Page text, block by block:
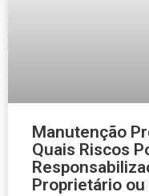
Manutenção
Quais Riscos
Proprietário